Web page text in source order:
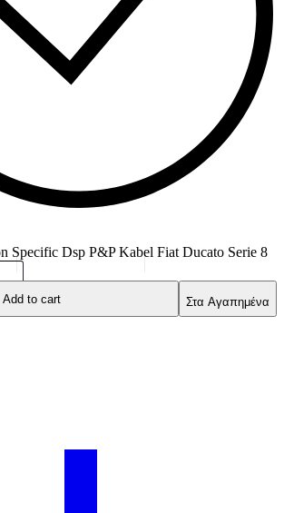
Specific Dsp P&P Kabel Fiat Ducato Serie 8
Add to cart Στα Αγαπημένα